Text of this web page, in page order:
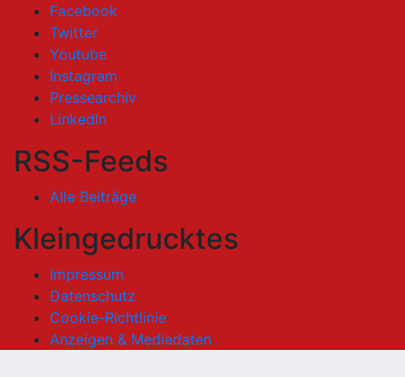
Facebook
Twitter
Youtube
Instagram
Pressearchiv
LinkedIn
RSS-Feeds
Alle Beiträge
Kleingedrucktes
Impressum
Datenschutz
Cookie-Richtlinie
Anzeigen & Mediadaten